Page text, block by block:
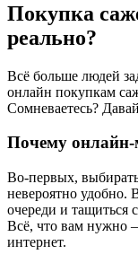
Покупка
реально?
Всё больше людей
онлайн покупкам
Сомневаетесь?
Почему онлайн-
Во-первых,
невероятно удобно.
очереди и тащиться
Всё, что вам нужно
интернет.